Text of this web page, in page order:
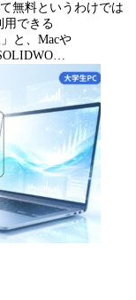
無料というわけでは
用できる
と、Macや